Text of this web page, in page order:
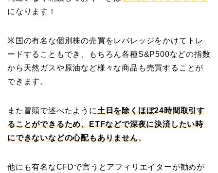
になります！
米国の有名な個別株の売買をレバレッジをかけてトレ
ードすることもでき、もちろん各種S&P500などの指数
から天然ガスや原油など様々な商品も売買することが
できます。
また冒頭で述べたように土日を除くほぼ24時間取引す
ることができるため、ETFなどで深夜に決済したい時
にできないなどの心配もありません。
他にも有名なCFDで言うとアフィリエイターが勧めが